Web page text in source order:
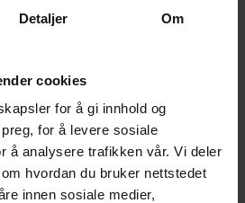
Detaljer Om
cookies
for å gi innhold og
for å levere sosiale
å analysere trafikken vår. Vi deler
hvordan du bruker nettstedet
innen sosiale medier,
Ifor Williams HBX511
Hestehenger - Sort
1På lager
195 000,-259 875,-